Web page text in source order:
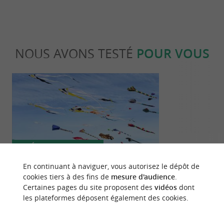
NOUS AVONS TESTÉ POUR VOUS
Festival du Cerf-Volant et du Vent à
Châtelaillon-Plage : le Guide Charente-
Séjours / Weekend
Escapade
filles à
Détente
En continuant à naviguer, vous autorisez le dépôt de
cookies tiers à des fins de mesure d'audience.
Certaines pages du site proposent des vidéosdont
les plateformes déposent également des cookies.